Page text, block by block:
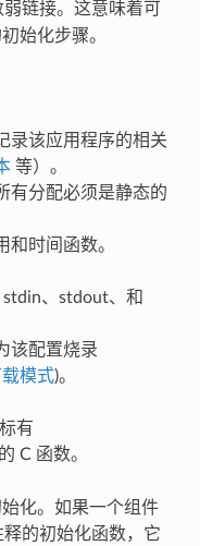
弱链接。这意味着可
始化步骤。
录该应用程序的相关
等）。
有分配必须是静态的
和时间函数。
、stdout、和
该配置烧录
模式)。
有
的 C 函数。
化。如果一个组件
释的初始化函数，它